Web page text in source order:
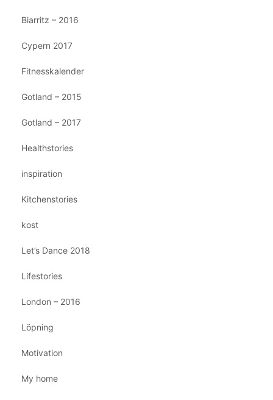
Biarritz – 2016
Cypern 2017
Fitnesskalender
Gotland – 2015
Gotland – 2017
Healthstories
inspiration
Kitchenstories
kost
Let’s Dance 2018
Lifestories
London – 2016
Löpning
Motivation
My home